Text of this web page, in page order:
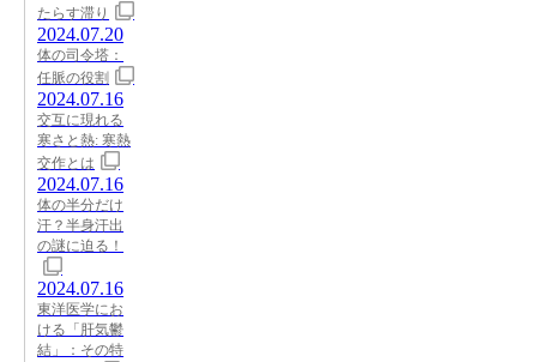
たらす滞り
2024.07.20
体の司令塔：
任脈の役割
2024.07.16
交互に現れる
寒さと熱: 寒熱
交作とは
2024.07.16
体の半分だけ
汗？半身汗出
の謎に迫る！
2024.07.16
東洋医学にお
ける「肝気鬱
結」：その特